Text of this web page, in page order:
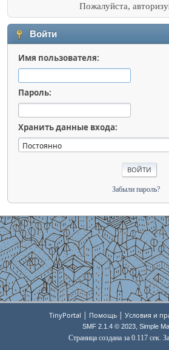
Пожалуйста,
Войти
Имя пользователя:
Пароль:
Хранить данные входа:
Забыли пароль?
TinyPortal | Помощь | Условия и
SMF 2.1.4 © 2023, Simple
Страница создана за 0.117 сек.